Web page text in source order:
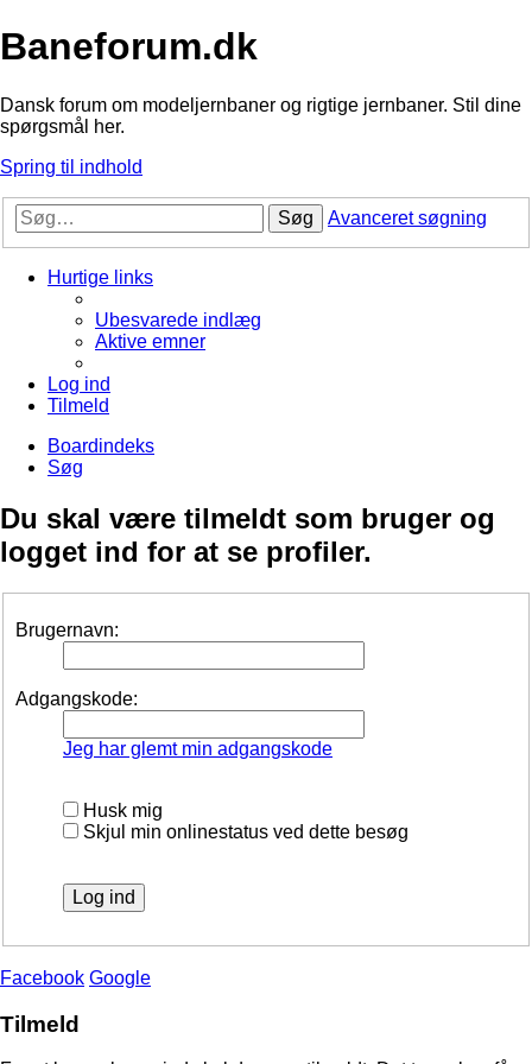
Baneforum.dk
Dansk forum om modeljernbaner og rigtige jernbaner. Stil dine
spørgsmål her.
Spring til indhold
Søg Avanceret søgning
Hurtige links
Ubesvarede indlæg
Aktive emner
Log ind
Tilmeld
Boardindeks
Søg
Du skal være tilmeldt som bruger og
logget ind for at se profiler.
Brugernavn:
Adgangskode:
Jeg har glemt min adgangskode
Husk mig
Skjul min onlinestatus ved dette besøg
Facebook Google
Tilmeld